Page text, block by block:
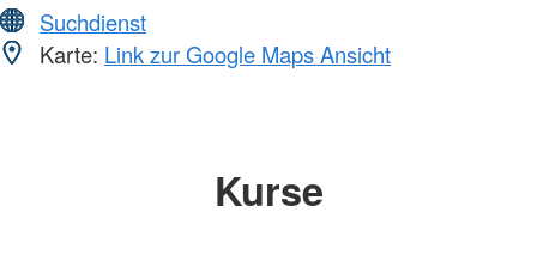
Suchdienst
Karte: Link zur Google Maps Ansicht
Kurse